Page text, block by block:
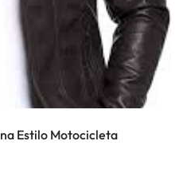
Estilo Motocicleta